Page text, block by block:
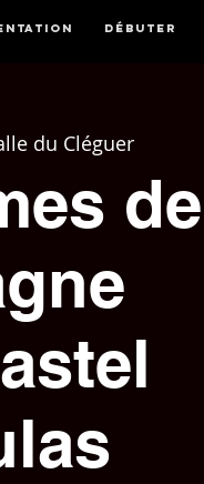
Débuter
du Cléguer
de